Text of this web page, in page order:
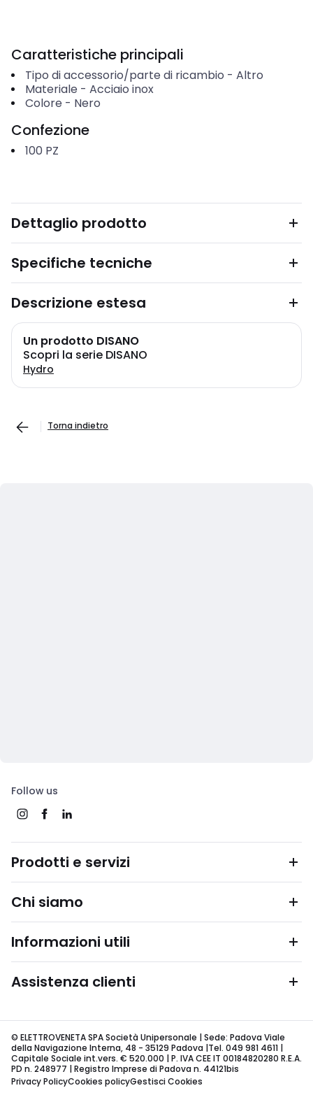
Caratteristiche principali
Tipo di accessorio/parte di ricambio - Altro
Materiale - Acciaio inox
Colore - Nero
Confezione
100 PZ
Dettaglio prodotto
Specifiche tecniche
Descrizione estesa
Un prodotto DISANO
Scopri la serie DISANO
Hydro
Torna indietro
Follow us
Prodotti e servizi
Chi siamo
Informazioni utili
Assistenza clienti
© ELETTROVENETA SPA Società Unipersonale | Sede: Padova Viale
della Navigazione Interna, 48 - 35129 Padova |Tel. 049 981 4611 |
Capitale Sociale int.vers. € 520.000 | P. IVA CEE IT 00184820280 R.E.A.
PD n. 248977 | Registro Imprese di Padova n. 44121bis
Privacy PolicyCookies policyGestisci Cookies